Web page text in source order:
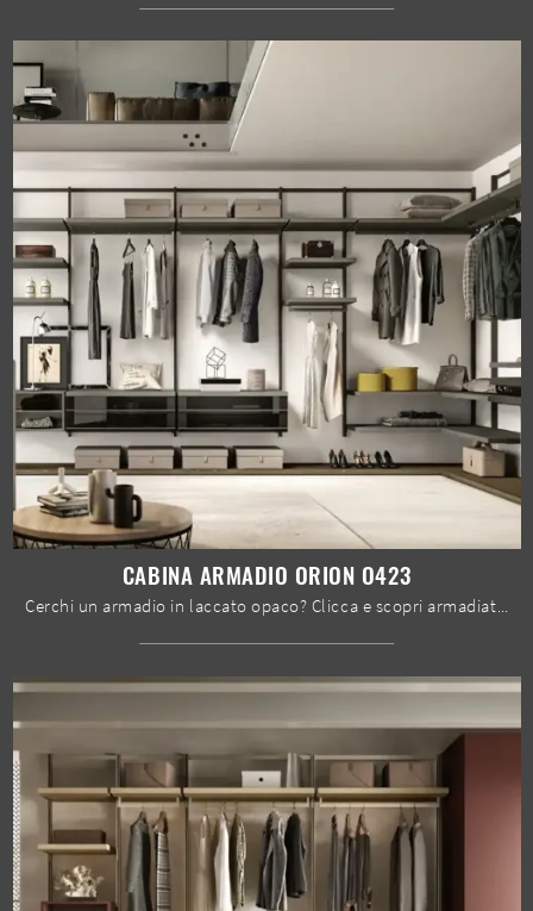
CABINA ARMADIO ORION O423
Cerchi un armadio in laccato opaco? Clicca e scopri armadiature cabine armadio con ante scorrevoli di Moretti Compact Giorno Notte.